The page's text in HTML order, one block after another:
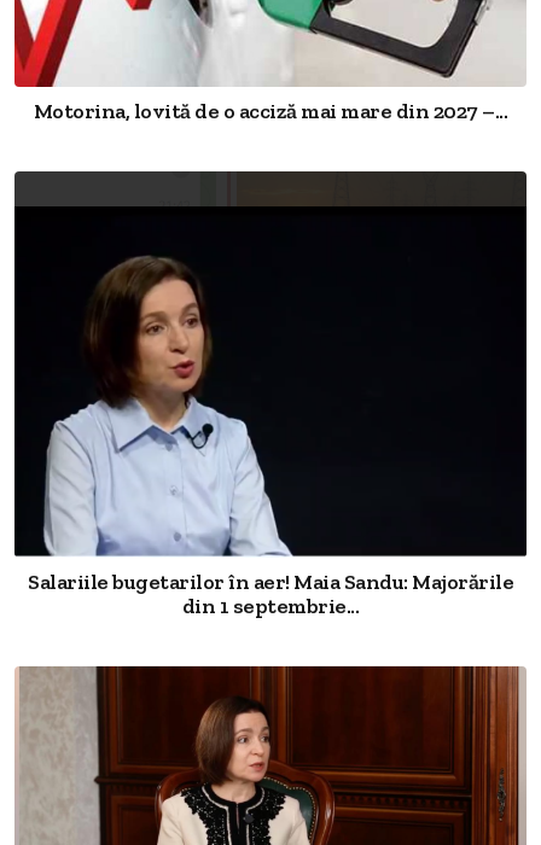
Motorina, lovită de o acciză mai mare din 2027 –...
Salariile bugetarilor în aer! Maia Sandu: Majorările
din 1 septembrie...